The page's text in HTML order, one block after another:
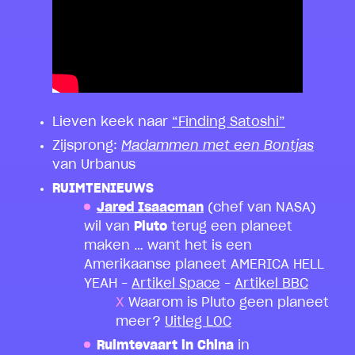
Lieven keek naar “Finding Satoshi”
Zijsprong: Madammen met een Bontjas
van Urbanus
RUIMTENIEUWS
Jared Isaacman (chef van NASA)
wil van Pluto terug een planeet
maken … want het is een
Amerikaanse planeet AMERICA HELL
YEAH – Artikel Space – Artikel BBC
Waarom is Pluto geen planeet
meer? Uitleg LOC
Ruimtevaart in China in